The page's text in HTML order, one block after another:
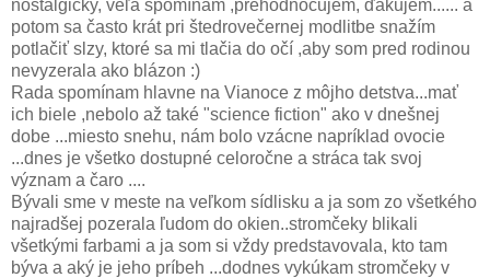
nostalgicky, veľa spomínam ,prehodnocujem, ďakujem...... a
potom sa často krát pri štedrovečernej modlitbe snažím
potlačiť slzy, ktoré sa mi tlačia do očí ,aby som pred rodinou
nevyzerala ako blázon :)
Rada spomínam hlavne na Vianoce z môjho detstva...mať
ich biele ,nebolo až také "science fiction" ako v dnešnej
dobe ...miesto snehu, nám bolo vzácne napríklad ovocie
...dnes je všetko dostupné celoročne a stráca tak svoj
význam a čaro ....
Bývali sme v meste na veľkom sídlisku a ja som zo všetkého
najradšej pozerala ľudom do okien..stromčeky blikali
všetkými farbami a ja som si vždy predstavovala, kto tam
býva a aký je jeho príbeh ...dodnes vykúkam stromčeky v